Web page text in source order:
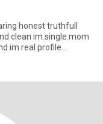
honest truthfull
im real profile ..